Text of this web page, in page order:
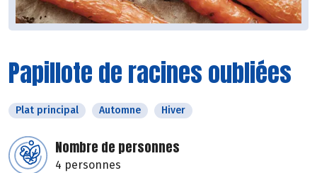
Papillote de racines oubliées
Plat principal Automne Hiver
Nombre de personnes
4 personnes